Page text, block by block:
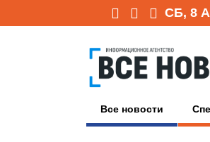
СБ, 8
Все новости